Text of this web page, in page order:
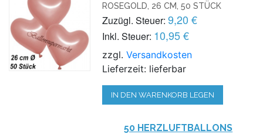
ROSEGOLD, 26 CM, 50 STÜCK
Zuzügl. Steuer: 9,20 €
Inkl. Steuer: 10,95 €
zzgl.Versandkosten
Lieferzeit: lieferbar
IN DEN WARENKORB LEGEN
50 HERZLUFTBALLONS